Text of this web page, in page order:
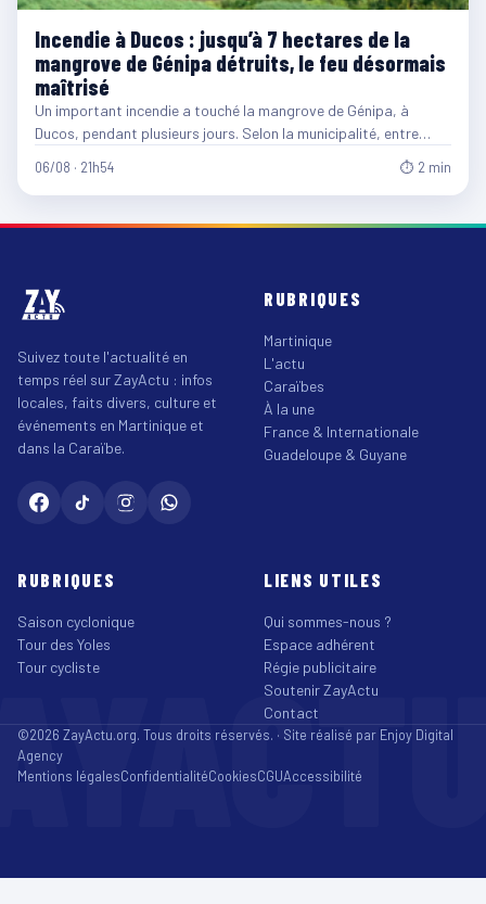
Incendie à Ducos : jusqu’à 7 hectares de la
mangrove de Génipa détruits, le feu désormais
maîtrisé
Un important incendie a touché la mangrove de Génipa, à
Ducos, pendant plusieurs jours. Selon la municipalité, entre…
06/08 · 21h54 ⏱ 2 min
Suivez toute l'actualité en
temps réel sur ZayActu : infos
locales, faits divers, culture et
événements en Martinique et
dans la Caraïbe.
RUBRIQUES
Martinique
L'actu
Caraïbes
À la une
France & Internationale
Guadeloupe & Guyane
RUBRIQUES
Saison cyclonique
Tour des Yoles
Tour cycliste
LIENS UTILES
Qui sommes-nous ?
Espace adhérent
Régie publicitaire
Soutenir ZayActu
Contact
©2026 ZayActu.org. Tous droits réservés. · Site réalisé par Enjoy Digital
Agency
Mentions légalesConfidentialitéCookiesCGUAccessibilité